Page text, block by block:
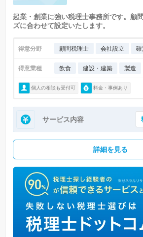
起業・創業に強い税理士事務所です。顧
ズに合わせて設定いたします。
得意分野 顧問税理士 会社設立
得意業種 飲食 建設・建築 製造
個人の相談も受付可 料金・事例あり
サービス内容
詳細を見る